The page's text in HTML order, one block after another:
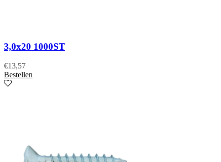
3,0x20 1000ST
€13,57
Bestellen